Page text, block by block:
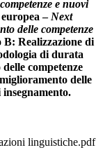
e nuovi
– Next
delle competenze
Realizzazione di
di durata
competenze
delle
linguistiche.pdf